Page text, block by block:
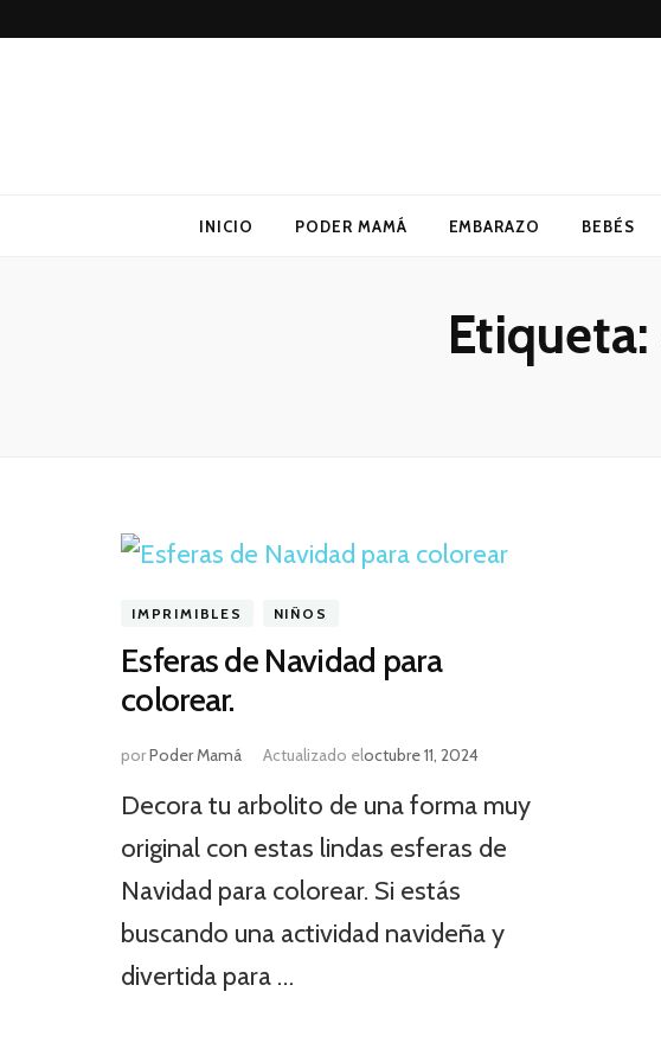
INICIO PODER MAMÁ EMBARAZO BEBÉS
Etiqueta:
IMPRIMIBLES NIÑOS
Esferas de Navidad para
colorear.
porPoder Mamá Actualizado eloctubre 11, 2024
Decora tu arbolito de una forma muy
original con estas lindas esferas de
Navidad para colorear. Si estás
buscando una actividad navideña y
divertida para …